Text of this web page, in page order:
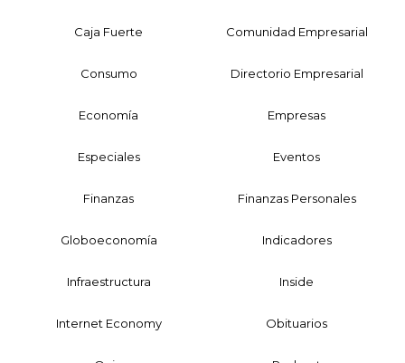
Caja Fuerte Comunidad Empresarial
Consumo Directorio Empresarial
Economía Empresas
Especiales Eventos
Finanzas Finanzas Personales
Globoeconomía Indicadores
Infraestructura Inside
Internet Economy Obituarios